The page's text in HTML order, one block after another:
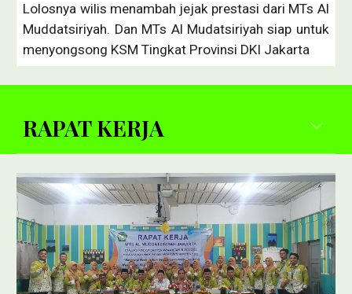
Lolosnya wilis menambah jejak prestasi dari MTs Al
Muddatsiriyah. Dan MTs Al Mudatsiriyah siap untuk
menyongsong KSM Tingkat Provinsi DKI Jakarta
RAPAT KERJA